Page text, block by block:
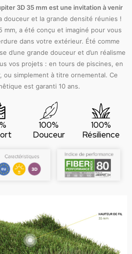
3D 35 mm est une invitation à venir
douceur et la grande densité réunies !
mm, a été conçu et imaginé pour vous
dans votre extérieur. Été comme
d’une grande douceur et d’un réalisme
vos projets : en tours de piscines, en
ou simplement à titre ornemental. Ce
est garanti 10 ans.
100%
Douceur
100%
Résilience